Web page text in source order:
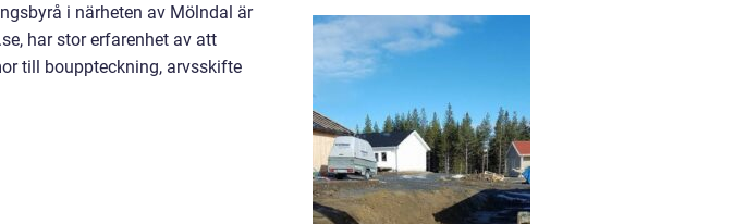
i närheten av Mölndal är
har stor erfarenhet av att
till bouppteckning, arvsskifte